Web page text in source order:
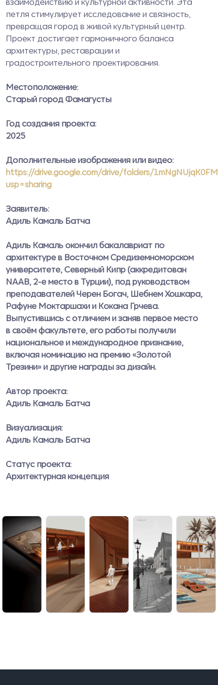
петля стимулирует исследование и связность,
превращая город в живой культурный центр.
Проект достигает гармоничного баланса
архитектуры, реставрации и
градостроительного проектирования.
Местоположение:
Старый город Фамагусты
Год создания проекта:
2025
Дополнительные изображения или видео:
https://drive.google.com/drive/folders/
usp=sharing
Заявитель:
Адиль Камаль Батча
Адиль Камаль окончил бакалавриат по
архитектуре в Восточном Средиземноморском
университете, Северный Кипр (аккредитован
NAAB, 2-е место в Турции), под руководством
преподавателей Черен Богач, Шебнем Хошкара,
Рафуне Моктаршахи и Кокана Грчева.
Выпустившись с отличием и заняв первое место
в своём факультете, его работы получили
национальное и международное признание,
включая номинацию на премию «Золотой
Трезини» и другие награды за дизайн.
Автор проекта:
Адиль Камаль Батча
Визуализация:
Адиль Камаль Батча
Статус проекта:
Архитектурная концепция